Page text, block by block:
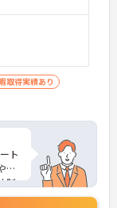
取得実績あり
ト
す
制
し